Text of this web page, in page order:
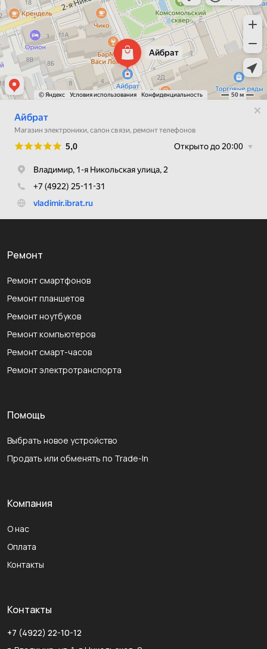
Ремонт
Ремонт смартфонов
Ремонт планшетов
Ремонт ноутбуков
Ремонт компьютеров
Ремонт смарт-часов
Ремонт электротранспорта
Помощь
Выбрать новое устройство
Продать или обменять по Trade-In
Компания
О нас
Оплата
Контакты
Контакты
+7 (4922) 22-10-12